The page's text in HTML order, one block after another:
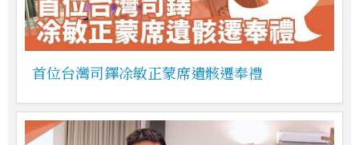
首位台灣司鐸凃敏正蒙席遺骸遷奉禮